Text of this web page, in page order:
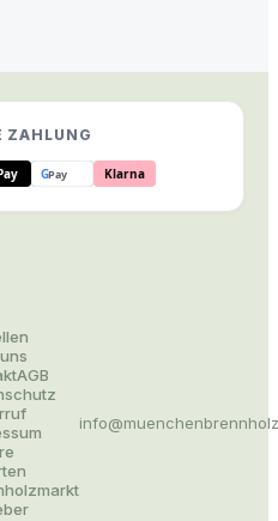
ZAHLUNG
GPay Klarna
Mastercard, Apple Pay,
AGB
info@